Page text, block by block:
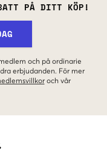
PÅ DITT KÖP!
och på ordinarie
erbjudanden. För mer
och vår